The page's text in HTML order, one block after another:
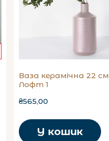
Ваза керамічна 22 см
Лофт 1
₴565,00
У кошик